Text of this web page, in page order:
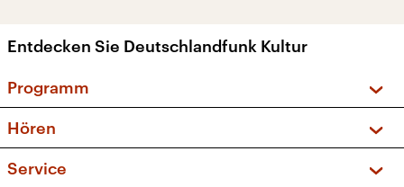
Entdecken Sie Deutschlandfunk Kultur
Programm
Sendungen und Podcasts
Musikliste
Hören
Service